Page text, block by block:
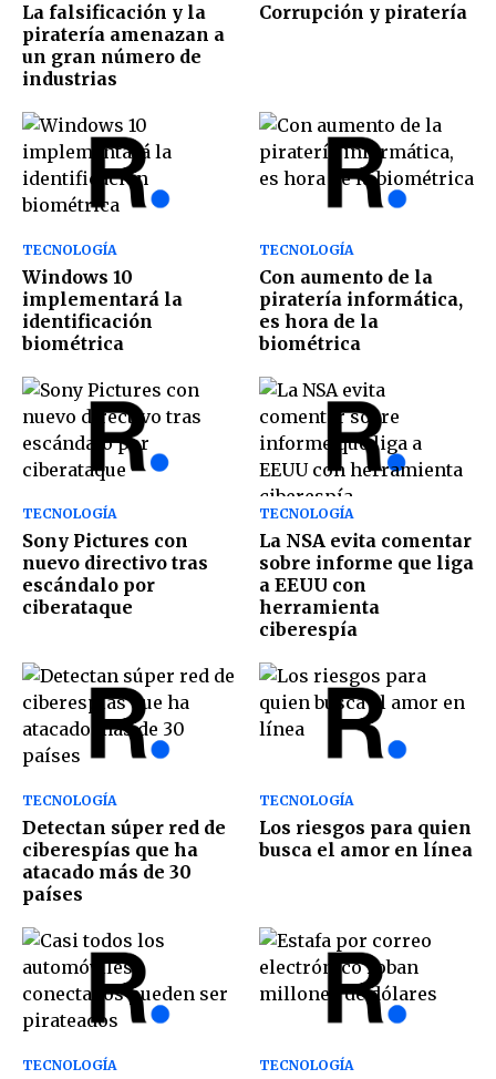
La falsificación y la
piratería amenazan a
un gran número de
industrias
Corrupción y piratería
TECNOLOGÍA
Windows 10
implementará la
identificación
biométrica
TECNOLOGÍA
Con aumento de la
piratería informática,
es hora de la
biométrica
TECNOLOGÍA
Sony Pictures con
nuevo directivo tras
escándalo por
ciberataque
TECNOLOGÍA
La NSA evita comentar
sobre informe que liga
a EEUU con
herramienta
ciberespía
TECNOLOGÍA
Detectan súper red de
ciberespías que ha
atacado más de 30
países
TECNOLOGÍA
Los riesgos para quien
busca el amor en línea
TECNOLOGÍA TECNOLOGÍA